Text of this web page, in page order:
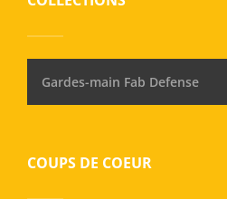
Gardes-main Fab Defense
COUPS DE COEUR